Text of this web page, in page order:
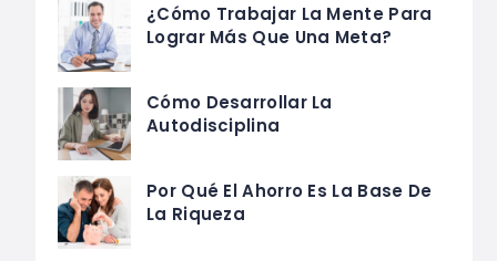
¿Cómo Trabajar La Mente Para
Lograr Más Que Una Meta?
Cómo Desarrollar La
Autodisciplina
Por Qué El Ahorro Es La Base De
La Riqueza